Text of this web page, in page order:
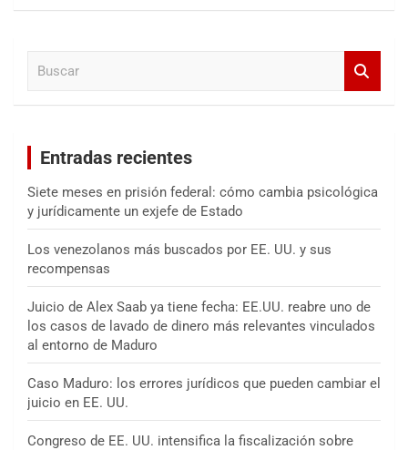
Entradas recientes
Siete meses en prisión federal: cómo cambia psicológica
y jurídicamente un exjefe de Estado
Los venezolanos más buscados por EE. UU. y sus
recompensas
Juicio de Alex Saab ya tiene fecha: EE.UU. reabre uno de
los casos de lavado de dinero más relevantes vinculados
al entorno de Maduro
Caso Maduro: los errores jurídicos que pueden cambiar el
juicio en EE. UU.
Congreso de EE. UU. intensifica la fiscalización sobre